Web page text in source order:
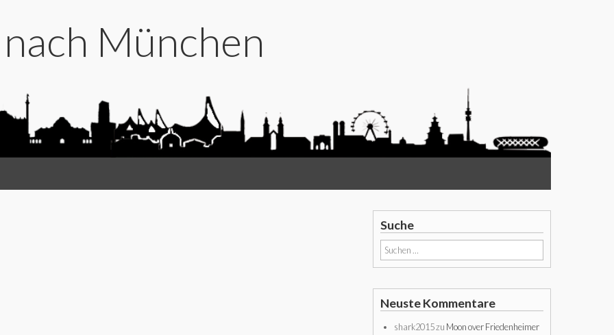
München
Suche
Suchen
nach:
Neuste Kommentare
shark2015zu Moon over Friedenheimer